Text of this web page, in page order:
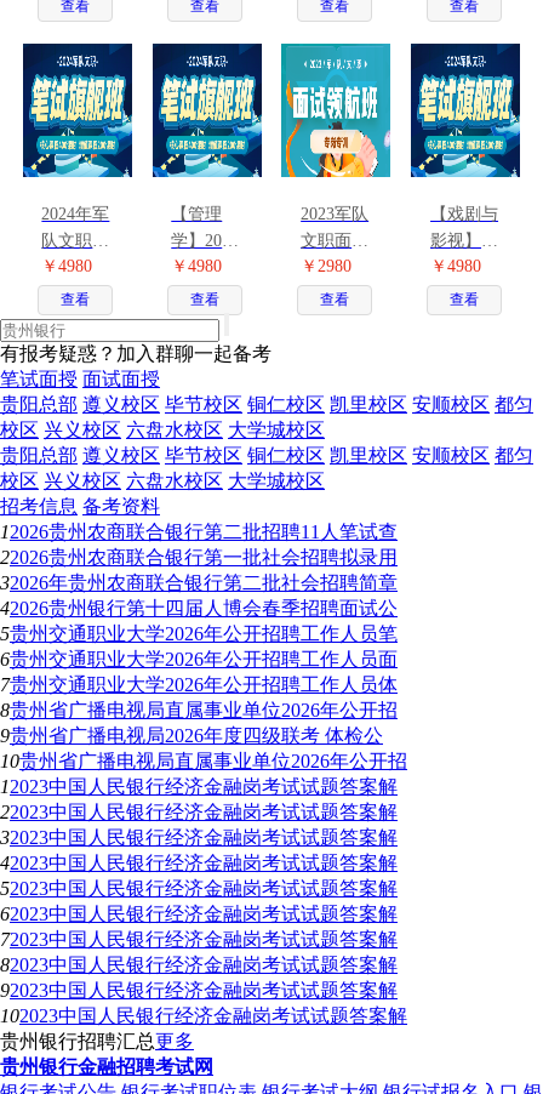
查看
事业单位
招聘考试
图书合集
查看 查看 查看
2024年军
队文职笔
试【公共
科目+专
业科目】
旗舰班
￥4980
查看
【管理
学】2024
年军队文
职笔试
【公共科
目+专业
舰班
￥4980
查看
2023军队
文职面试
领航班
￥2980
查看
【戏剧与
影视】
2024年军
队文职笔
试【公共
旗舰班
￥4980
查看
有报考疑惑？加入群聊一起备考
笔试面授 面试面授
贵阳总部 遵义校区 毕节校区 铜仁校区 凯里校区 安顺校区 都匀
校区 兴义校区 六盘水校区 大学城校区
贵阳总部 遵义校区 毕节校区 铜仁校区 凯里校区 安顺校区 都匀
校区 兴义校区 六盘水校区 大学城校区
招考信息 备考资料
12026贵州农商联合银行第二批招聘11人笔试查
22026贵州农商联合银行第一批社会招聘拟录用
32026年贵州农商联合银行第二批社会招聘简章
42026贵州银行第十四届人博会春季招聘面试公
5贵州交通职业大学2026年公开招聘工作人员笔
6贵州交通职业大学2026年公开招聘工作人员面
7贵州交通职业大学2026年公开招聘工作人员体
8贵州省广播电视局直属事业单位2026年公开招
9贵州省广播电视局2026年度四级联考 体检公
10贵州省广播电视局直属事业单位2026年公开招
12023中国人民银行经济金融岗考试试题答案解
22023中国人民银行经济金融岗考试试题答案解
32023中国人民银行经济金融岗考试试题答案解
42023中国人民银行经济金融岗考试试题答案解
52023中国人民银行经济金融岗考试试题答案解
62023中国人民银行经济金融岗考试试题答案解
72023中国人民银行经济金融岗考试试题答案解
82023中国人民银行经济金融岗考试试题答案解
92023中国人民银行经济金融岗考试试题答案解
102023中国人民银行经济金融岗考试试题答案解
贵州银行招聘汇总更多
贵州银行金融招聘考试网